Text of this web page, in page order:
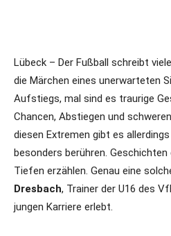
Lübeck – Der Fußball schreibt
die Märchen eines unerwarteten
Aufstiegs, mal sind es traurige
Chancen, Abstiegen und
diesen Extremen gibt es
besonders berühren.
Tiefen erzählen. Genau eine
Dresbach, Trainer der U16 des
jungen Karriere erlebt.